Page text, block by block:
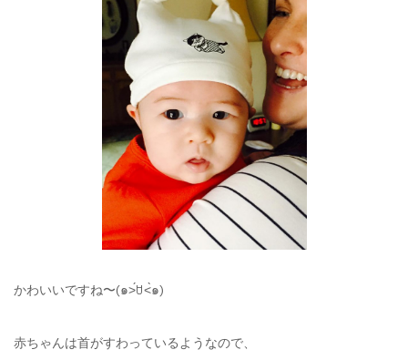
かわいいですね〜(๑˃́ꇴ˂̀๑)
赤ちゃんは首がすわっているようなので、